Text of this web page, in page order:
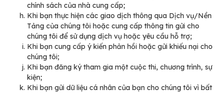
chính sách của nhà cung cấp;
Khi bạn thực hiện các giao dịch thông qua Dịch vụ/Nền
Tảng của chúng tôi hoặc cung cấp thông tin gửi cho
chúng tôi để sử dụng dịch vụ hoặc yêu cầu hỗ trợ;
Khi bạn cung cấp ý kiến phản hồi hoặc gửi khiếu nại cho
chúng tôi;
Khi bạn đăng ký tham gia một cuộc thi, chương trình, sự
kiện;
Khi bạn gửi dữ liệu cá nhân của bạn cho chúng tôi vì bất